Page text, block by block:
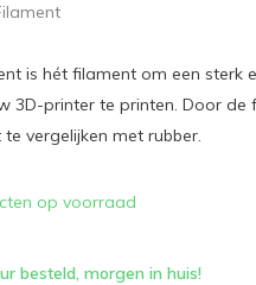
is hét filament om een sterk
3D-printer te printen. Door de
vergelijken met rubber.
op voorraad
besteld, morgen in huis!